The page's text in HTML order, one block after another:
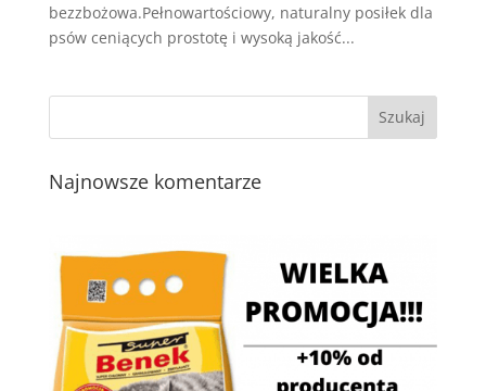
bezzbożowa.Pełnowartościowy, naturalny posiłek dla
psów ceniących prostotę i wysoką jakość...
Najnowsze komentarze